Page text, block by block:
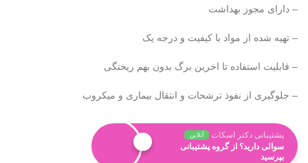
– دارای مجوز بهداشت
– تهیه شده از مواد با کیفیت و درجه یک
– قابلیت استفاده تا اخرین برگ بدون بهم ریختگی
– جلوگیری از نفوذ ترشحات و انتقال بیماری و میکروب
پشتیبانی دکتر اسکات آنلاین
سوالی دارید؟ از گروه پشتیبانی
بپرسید